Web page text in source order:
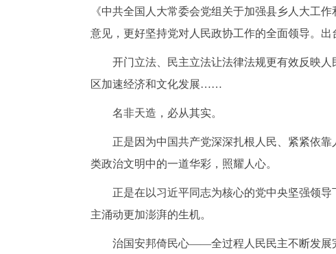
《中共全国人大常委会党组关于加强县乡人大工
意见，更好坚持党对人民政协工作的全面领导。
开门立法、民主立法让法律法规更有效反映
区加速经济和文化发展……
名非天造，必从其实。
正是因为中国共产党深深扎根人民、紧紧依
类政治文明中的一道华彩，照耀人心。
正是在以习近平同志为核心的党中央坚强领
主涌动更加澎湃的生机。
治国安邦倚民心——全过程人民民主不断发展